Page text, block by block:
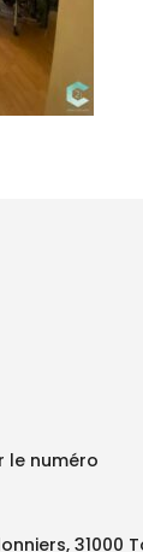
le numéro
31000